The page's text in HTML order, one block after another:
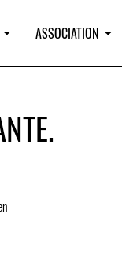
ASSOCIATION